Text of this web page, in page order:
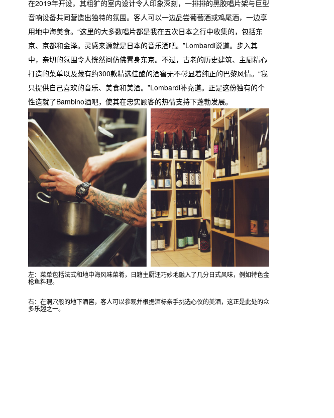
在2019年开设，其粗犷的室内设计令人印象深刻，一排排的黑胶唱片架与巨型
音响设备共同营造出独特的氛围。客人可以一边品尝葡萄酒或鸡尾酒，一边享
用地中海美食。“这里的大多数唱片都是我在五次日本之行中收集的，包括东
京、京都和金泽。灵感来源就是日本的音乐酒吧。”Lombardi说道。步入其
中，亲切的氛围令人恍然间仿佛置身东京。不过，古老的历史建筑、主厨精心
打造的菜单以及藏有约300款精选佳酿的酒窖无不彰显着纯正的巴黎风情。“我
只提供自己喜欢的音乐、美食和美酒。”Lombardi补充道。正是这份独有的个
性造就了Bambino酒吧，使其在忠实顾客的热情支持下蓬勃发展。
左：菜单包括法式和地中海风味菜肴，日籍主厨还巧妙地融入了几分日式风味，例如特色金
枪鱼料理。
右：在洞穴般的地下酒窖，客人可以参观并根据酒标亲手挑选心仪的美酒，这正是此处的众
多乐趣之一。